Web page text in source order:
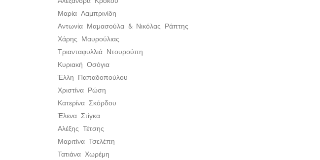
Μαρία Λαμπρινίδη
Αντωνία Μαμασούλα & Νικόλας Ράπτης
Χάρης Μαυρούλιας
Τριανταφυλλιά Ντουρούπη
Κυριακή Οσόγια
Έλλη Παπαδοπούλου
Χριστίνα Ρώση
Κατερίνα Σκόρδου
Έλενα Στίγκα
Αλέξης Τέτσης
Μαριτίνα Τσελέπη
Τατιάνα Χωρέμη